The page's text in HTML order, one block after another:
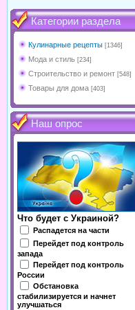
Категории раздела
Кулинарные рецепты [1346]
Мода и стиль [234]
Строительство и ремонт [548]
Товары для дома [403]
Наш опрос
Что будет с Украиной?
Распадется на части
Перейдет под контроль
запада
Перейдет под контроль
России
Обстановка
стабилизируется и начнет
улучшаться